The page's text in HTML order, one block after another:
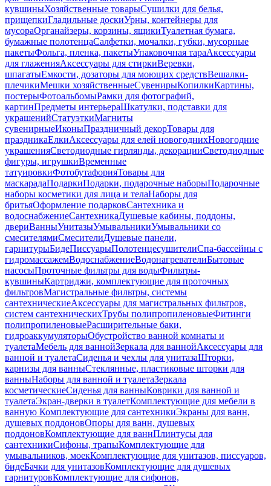
кувшиныХозяйственные товарыСушилки для белья,
прищепкиГладильные доскиУрны, контейнеры для
мусораОрганайзеры, корзины, ящикиТуалетная бумага,
бумажные полотенцаСалфетки, мочалки, губки, мусорные
пакетыФольга, пленка, пакетыУпаковочная тараАксессуары
для глаженияАксессуары для стиркиВеревки,
шпагатыЕмкости, дозаторы для моющих средствВешалки-
плечикиМешки хозяйственныеСувенирыКопилкиКартины,
постерыФотоальбомыРамки для фотографий,
картинПредметы интерьераШкатулки, подставки для
украшенийСтатуэткиМагниты
сувенирныеИконыПраздничный декорТовары для
праздникаЕлкиАксессуары для елей новогоднихНовогодние
украшенияСветодиодные гирлянды, декорацииСветодиодные
фигуры, игрушкиВременные
татуировкиФотобутафорияТовары для
маскарадаПодаркиПодарки, подарочные наборыПодарочные
наборы косметики для лица и телаНаборы для
бритьяОформление подарковСантехника и
водоснабжениеСантехникаДушевые кабины, поддоны,
двериВанныУнитазыУмывальникиУмывальники со
смесителямиСмесителиДушевые панели,
гарнитурыБидеПиссуарыПолотенцесушителиСпа-бассейны с
гидромассажемВодоснабжениеВодонагревателиБытовые
насосыПроточные фильтры для водыФильтры-
кувшиныКартриджи, комплектующие для проточных
фильтровМагистральные фильтры, системы
сантехническиеАксессуары для магистральных фильтров,
систем сантехническихТрубы полипропиленовыеФитинги
полипропиленовыеРасширительные баки,
гидроаккумуляторыОбустройство ванной комнаты и
туалетаМебель для ваннойЗеркала для ваннойАксессуары для
ванной и туалетаСиденья и чехлы для унитазаШторки,
карнизы для ванныСтеклянные, пластиковые шторки для
ванныНаборы для ванной и туалетаЗеркала
косметическиеСиденья для ванныКоврики для ванной и
туалетаЭкран-дверки в туалетКомплектующие для мебели в
ванную Комплектующие для сантехникиЭкраны для ванн,
душевых поддоновОпоры для ванн, душевых
поддоновКомплектующие для ваннПлинтусы для
сантехникиСифоны, трапыКомплектующие для
умывальников, моекКомплектующие для унитазов, писсуаров,
бидеБачки для унитазовКомплектующие для душевых
гарнитуровКомплектующие для сифонов,